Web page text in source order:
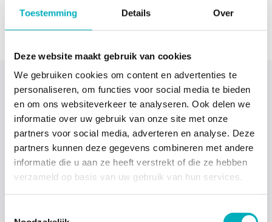
Toestemming Details Over
Deze website maakt gebruik van cookies
We gebruiken cookies om content en advertenties te
personaliseren, om functies voor social media te bieden
en om ons websiteverkeer te analyseren. Ook delen we
informatie over uw gebruik van onze site met onze
partners voor social media, adverteren en analyse. Deze
partners kunnen deze gegevens combineren met andere
informatie die u aan ze heeft verstrekt of die ze hebben
verzameld op basis van uw gebruik van hun services.
Kies jij voor een badbevalling?
Nu weet je waarom jij zou moeten kiezen voor een
waterbevalling. Wil je meer weten over hoe zo’n
waterbevalling gaat of wil je meer informatie over een
bevallingsbad? Lees dan een van de onderstaande
adviespagina’s: